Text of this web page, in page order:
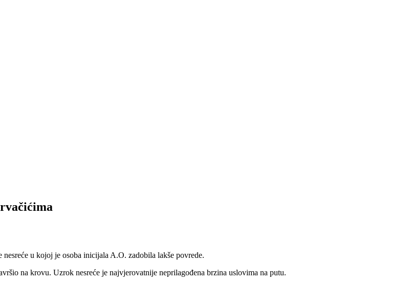
u kojoj je osoba inicijala A.O. zadobila lakše povrede.
na krovu. Uzrok nesreće je najvjerovatnije neprilagođena brzina uslovima na putu.